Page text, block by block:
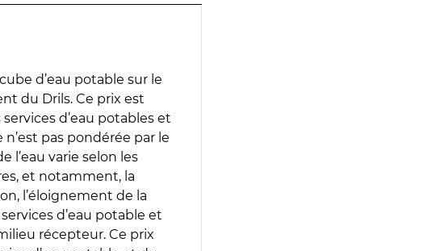
d’eau potable sur le
du Drils. Ce prix est
d’eau potables et
pas pondérée par le
l’eau varie selon les
et notamment, la
l’éloignement de la
d’eau potable et
récepteur. Ce prix